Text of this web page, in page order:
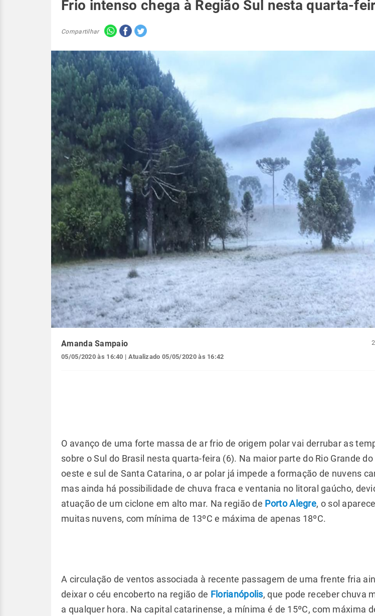
Frio intenso chega à Região Sul nesta quarta-
Compartilhar
Amanda Sampaio
05/05/2020 às 16:40 | Atualizado 05/05/2020 às 16:42
O avanço de uma forte massa de ar frio de origem polar vai derrubar as
sobre o Sul do Brasil nesta quarta-feira (6). Na maior parte do Rio Grande do
oeste e sul de Santa Catarina, o ar polar já impede a formação de nuvens
mas ainda há possibilidade de chuva fraca e ventania no litoral gaúcho,
atuação de um ciclone em alto mar. Na região de Porto Alegre, o sol
muitas nuvens, com mínima de 13ºC e máxima de apenas 18ºC.
A circulação de ventos associada à recente passagem de uma frente fria
deixar o céu encoberto na região de Florianópolis, que pode receber chuva
a qualquer hora. Na capital catarinense, a mínima é de 15ºC, com máxima